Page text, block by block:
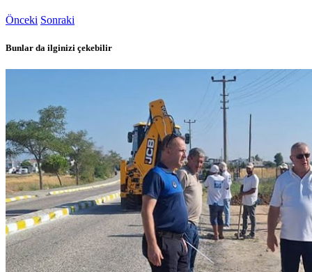
Önceki Sonraki
Bunlar da ilginizi çekebilir